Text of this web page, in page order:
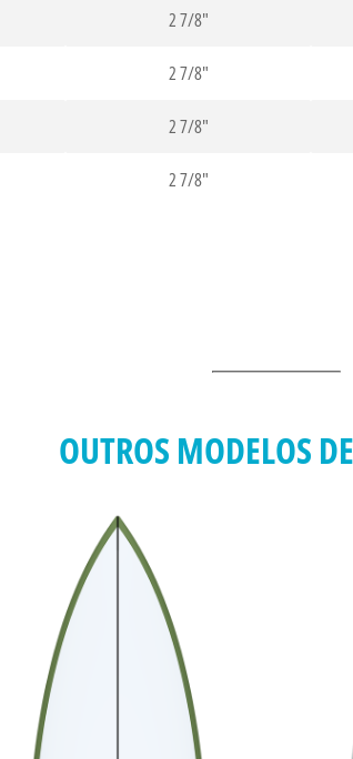
2 7/8"
2 7/8"
2 7/8"
2 7/8"
OUTROS MODELOS